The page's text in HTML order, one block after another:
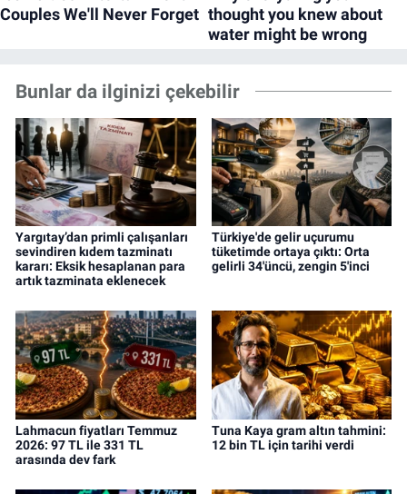
Bunlar da ilginizi çekebilir
Yargıtay’dan primli çalışanları
sevindiren kıdem tazminatı
kararı: Eksik hesaplanan para
artık tazminata eklenecek
Türkiye'de gelir uçurumu
tüketimde ortaya çıktı: Orta
gelirli 34'üncü, zengin 5'inci
Lahmacun fiyatları Temmuz
2026: 97 TL ile 331 TL
arasında dev fark
Tuna Kaya gram altın tahmini:
12 bin TL için tarihi verdi